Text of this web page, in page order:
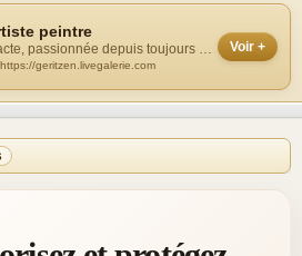
peintre
geritzen.livegalerie.com
Voir +